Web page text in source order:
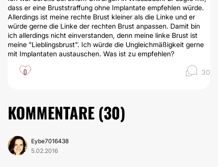
dass er eine Bruststraffung ohne Implantate empfehlen würde.
Allerdings ist meine rechte Brust kleiner als die Linke und er
würde gerne die Linke der rechten Brust anpassen. Damit bin
ich allerdings nicht einverstanden, denn meine linke Brust ist
meine "Lieblingsbrust". Ich würde die Ungleichmäßigkeit gerne
mit Implantaten austauschen. Was ist zu empfehlen?
0 30
KOMMENTARE (30)
Eybe7016438
5.02.2016